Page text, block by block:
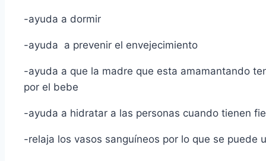
-ayuda a dormir
-ayuda a prevenir el envejecimiento
-ayuda a que la madre que esta amamantando
por el bebe
-ayuda a hidratar a las personas cuando tienen
-relaja los vasos sanguí­neos por lo que se puede